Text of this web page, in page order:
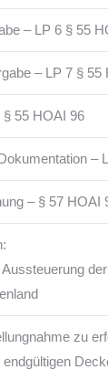
– LP 6 § 55
– LP 7 § 55
§ 55 HOAI 96
–
– § 57 HOAI
zu